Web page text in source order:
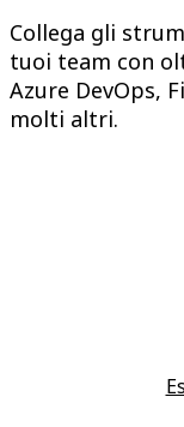
Collega gli
tuoi team con
Azure DevOps,
molti altri.